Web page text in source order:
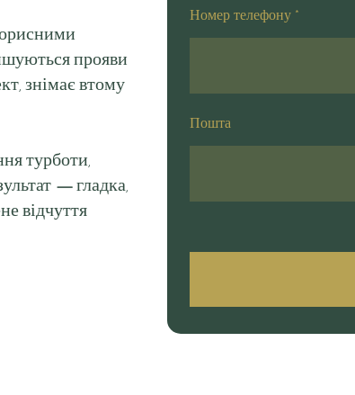
прояви
знімає втому
турботи,
—гладка,
відчуття
Номер телефону *
Пошта